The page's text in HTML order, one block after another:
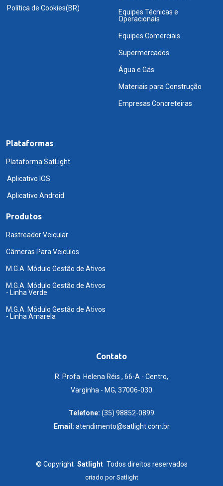
Política de Cookies(BR)
Equipes Técnicas e
Operacionais
Equipes Comerciais
Supermercados
Água e Gás
Materiais para Construção
Empresas Concreteiras
Plataformas
Plataforma SatLight
Aplicativo IOS
Aplicativo Android
Produtos
Rastreador Veicular
Câmeras Para Veiculos
M.G.A. Módulo Gestão de Ativos
M.G.A. Módulo Gestão de Ativos
- Linha Verde
M.G.A. Módulo Gestão de Ativos
- Linha Amarela
Contato
R. Profa. Helena Réis , 66-A - Centro,
Varginha - MG, 37006-030
Telefone: (35) 98852-0899
Email: atendimento@satlight.com.br
© Copyright Satlight Todos direitos reservados
criado porSatlight